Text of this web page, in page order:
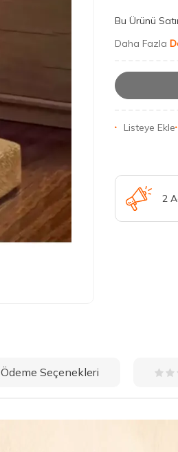
Bu Ürünü
Daha Fazla
Listeye Ekle
2
Ödeme Seçenekleri